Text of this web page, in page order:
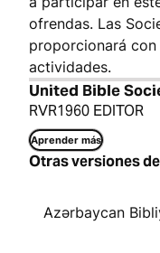
ofrendas. Las
proporcionará
actividades.
United Bible
RVR1960 EDITOR
Aprender más
Otras versiones
Azərbaycan